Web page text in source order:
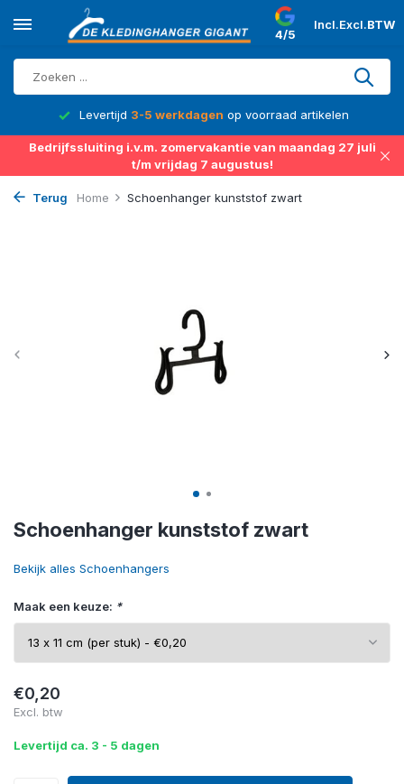
4/5
Incl.Excl.BTW
Levertijd 3-5 werkdagen op voorraad artikelen
Bedrijfssluiting i.v.m. zomervakantie van maandag 27 juli
t/m vrijdag 7 augustus!
Terug Home Schoenhanger kunststof zwart
Schoenhanger kunststof zwart
Bekijk alles Schoenhangers
Maak een keuze: *
€0,20
Excl. btw
Levertijd ca. 3 - 5 dagen